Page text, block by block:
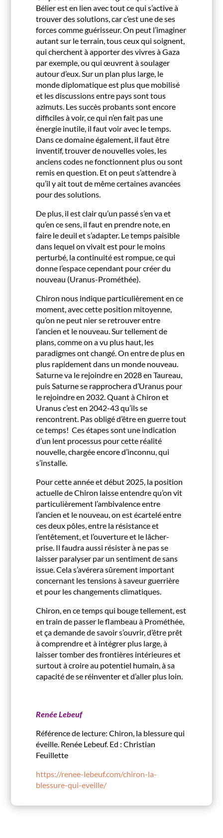
Bélier est en lien avec tout ce qui s’active à
trouver des solutions, car c’est une de ses
forces comme guérisseur. On peut l’imaginer
autant sur le terrain, tous ceux qui soignent,
qui cherchent à apporter des vivres à Gaza
par exemple, ou qui œuvrent à soulager
autour d’eux. Sur un plan plus large, le
monde diplomatique est plus que mobilisé
et les discussions entre pays sont tous
azimuts. Les succès probants sont encore
difficiles à voir, ce qui n’en fait pas une
énergie inutile, il faut voir avec le temps.
Dans ce domaine également, il faut être
inventif, trouver de nouvelles voies, les
anciens codes ne fonctionnent plus ou sont
remis en question. Et on peut s’attendre à
qu’il y ait tout de même certaines avancées
pour des solutions.
De plus, il est clair qu’un passé s’en va et
qu’en ce sens, il faut en prendre note, en
faire le deuil et s’adapter. Le temps paisible
dans lequel on vivait est pour le moins
perturbé, la continuité est rompue, ce qui
donne l’espace cependant pour créer du
nouveau (Uranus-Prométhée).
Chiron nous indique particulièrement en ce
moment, avec cette position mitoyenne,
qu’on ne peut nier se retrouver entre
l’ancien et le nouveau. Sur tellement de
plans, comme on a vu plus haut, les
paradigmes ont changé. On entre de plus en
plus rapidement dans un monde nouveau.
Saturne va le rejoindre en 2028 en Taureau,
puis Saturne se rapprochera d’Uranus pour
le rejoindre en 2032. Quant à Chiron et
Uranus c’est en 2042-43 qu’ils se
rencontrent. Pas obligé d’être en guerre tout
ce temps! Ces étapes sont une indication
d’un lent processus pour cette réalité
nouvelle, chargée encore d’inconnu, qui
s’installe.
Pour cette année et début 2025, la position
actuelle de Chiron laisse entendre qu’on vit
particulièrement l’ambivalence entre
l’ancien et le nouveau, on est écartelé entre
ces deux pôles, entre la résistance et
l’entêtement, et l’ouverture et le lâcher-
prise. Il faudra aussi résister à ne pas se
laisser paralyser par un sentiment de sans
issue. Cela s’avérera sûrement important
concernant les tensions à saveur guerrière
et pour les changements climatiques.
Chiron, en ce temps qui bouge tellement, est
en train de passer le flambeau à Prométhée,
et ça demande de savoir s’ouvrir, d’être prêt
à comprendre et à intégrer plus large, à
laisser tomber des frontières intérieures et
surtout à croire au potentiel humain, à sa
capacité de se réinventer et d’aller plus loin.
Renée Lebeuf
Référence de lecture: Chiron, la blessure qui
éveille. Renée Lebeuf. Ed : Christian
Feuillette
https://renee-lebeuf.com/chiron-la-
blessure-qui-eveille/